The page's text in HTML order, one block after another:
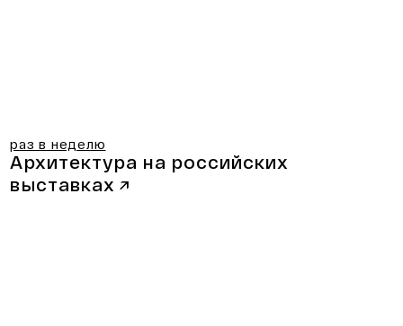
раз в неделю
Архитектура на российских
выставках ↗